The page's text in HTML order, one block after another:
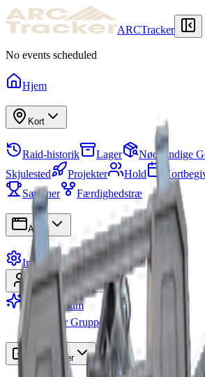
ARCTracker
No events scheduled
Hjem
Kort
Raid-historik Lager Nødvendige
Skjulested
Projekter Hold
Sæsoner
Færdighedstræ
Apps
Indstillinger
Log ind Tilmeld
Bliv Premium
Leder efter Gruppe
Ressourcer